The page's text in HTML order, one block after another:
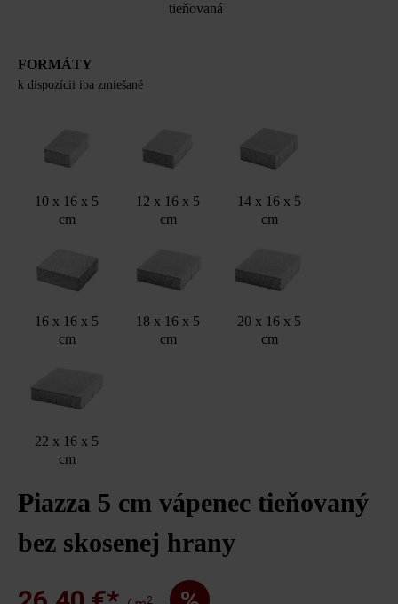
tieňovaná
FORMÁTY
k dispozícii iba zmiešané
10 x 16 x 5
cm
12 x 16 x 5
cm
14 x 16 x 5
cm
16 x 16 x 5
cm
18 x 16 x 5
cm
20 x 16 x 5
cm
22 x 16 x 5
cm
Piazza 5 cm vápenec tieňovaný
bez skosenej hrany
2